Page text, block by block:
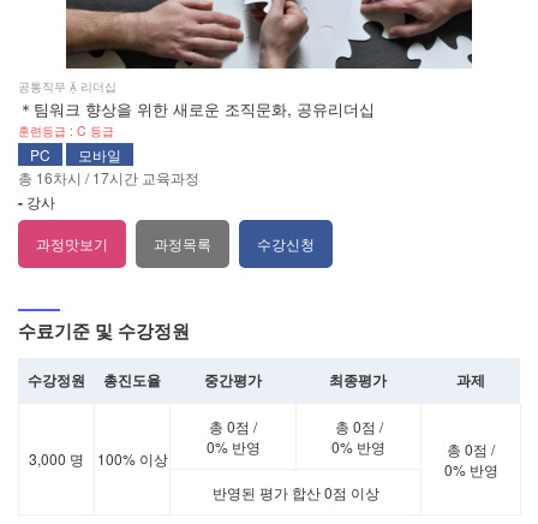
공통직무  리더십
＊팀워크 향상을 위한 새로운 조직문화, 공유리더십
훈련등급 : C 등급
PC
모바일
총 16차시 / 17시간 교육과정
- 강사
과정맛보기 과정목록 수강신청
수료기준 및 수강정원
수강정원 총진도율 중간평가 최종평가 과제
3,000 명 100% 이상
총 0점 /
0% 반영
총 0점 /
0% 반영
총 0점 /
0% 반영
반영된 평가 합산 0점 이상